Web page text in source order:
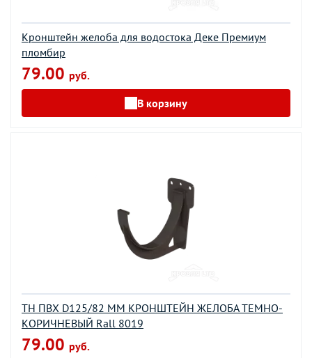
Кронштейн желоба для водостока Деке Премиум
пломбир
79.00 руб.
В корзину
ТН ПВХ D125/82 ММ КРОНШТЕЙН ЖЕЛОБА ТЕМНО-
КОРИЧНЕВЫЙ Rall 8019
79.00 руб.